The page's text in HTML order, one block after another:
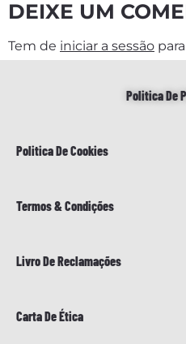
DEIXE UM
Tem de iniciar a sessão
Politica De
Politica De Cookies
Termos & Condições
Livro De Reclamações
Carta De Ética